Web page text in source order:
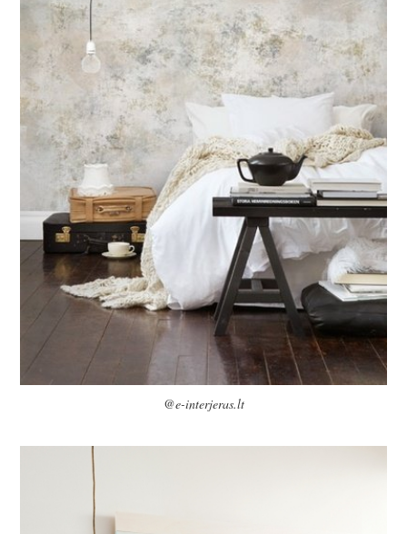
@e-interjeras.lt